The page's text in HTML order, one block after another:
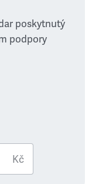
poskytnutý
podpory
Kč